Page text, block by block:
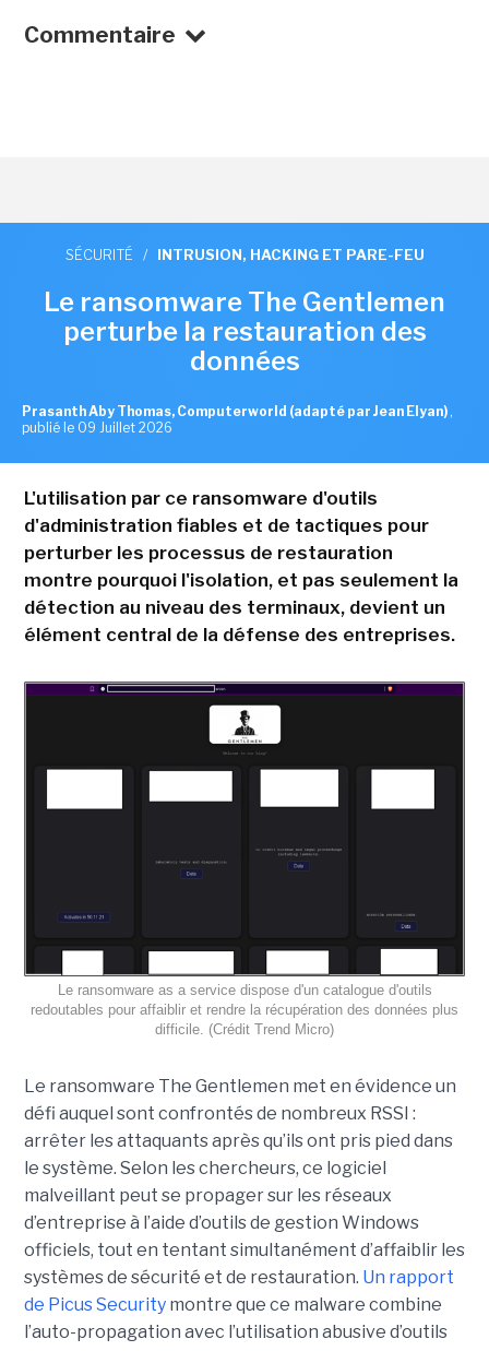
Commentaire
SÉCURITÉ / INTRUSION, HACKING ET PARE-FEU
Le ransomware The Gentlemen
perturbe la restauration des
données
Prasanth Aby Thomas, Computerworld (adapté par Jean Elyan) ,
publié le 09 Juillet 2026
L'utilisation par ce ransomware d'outils
d'administration fiables et de tactiques pour
perturber les processus de restauration
montre pourquoi l'isolation, et pas seulement la
détection au niveau des terminaux, devient un
élément central de la défense des entreprises.
Le ransomware as a service dispose d'un catalogue d'outils
redoutables pour affaiblir et rendre la récupération des données plus
difficile. (Crédit Trend Micro)
Le ransomware The Gentlemen met en évidence un
défi auquel sont confrontés de nombreux RSSI :
arrêter les attaquants après qu’ils ont pris pied dans
le système. Selon les chercheurs, ce logiciel
malveillant peut se propager sur les réseaux
d’entreprise à l’aide d’outils de gestion Windows
officiels, tout en tentant simultanément d’affaiblir les
systèmes de sécurité et de restauration. Un rapport
de Picus Securitymontre que ce malware combine
l’auto-propagation avec l’utilisation abusive d’outils